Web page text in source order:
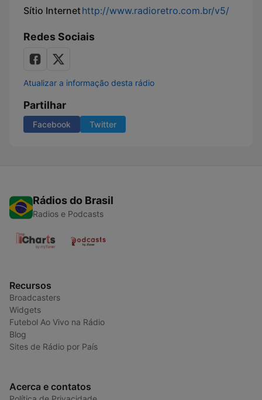
Sítio Internethttp://www.radioretro.com.br/v5/
Redes Sociais
Atualizar a informação desta rádio
Partilhar
Facebook Twitter
Rádios do Brasil
Radios e Podcasts
Recursos
Broadcasters
Widgets
Futebol Ao Vivo na Rádio
Blog
Sites de Rádio por País
Acerca e contatos